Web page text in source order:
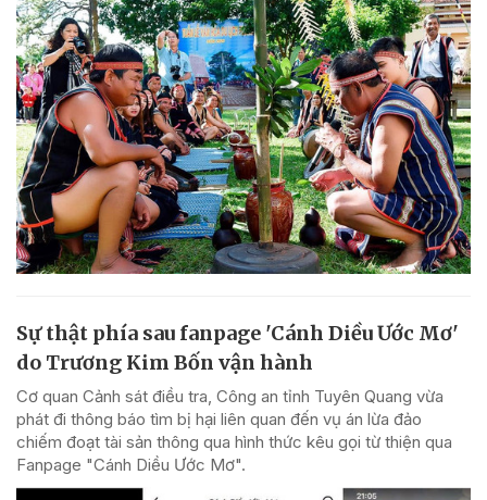
Sự thật phía sau fanpage 'Cánh Diều Ước Mơ'
do Trương Kim Bốn vận hành
Cơ quan Cảnh sát điều tra, Công an tỉnh Tuyên Quang vừa
phát đi thông báo tìm bị hại liên quan đến vụ án lừa đảo
chiếm đoạt tài sản thông qua hình thức kêu gọi từ thiện qua
Fanpage "Cánh Diều Ước Mơ".